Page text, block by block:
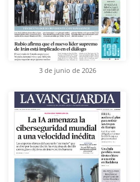
3 de junio de 2026